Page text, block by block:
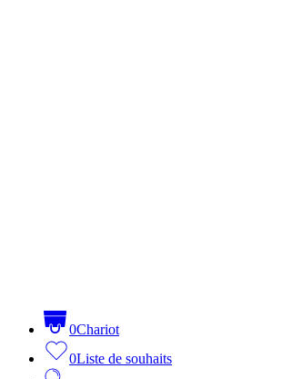
0Chariot
0Liste de souhaits